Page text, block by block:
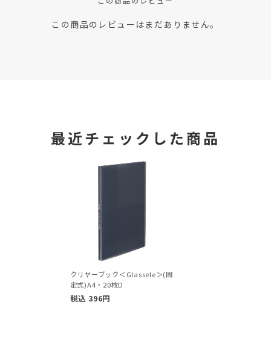
この商品のレビューはまだありません。
最近チェックした商品
クリヤーブック＜Glassele＞(固
定式)A4・20枚D
税込 396円